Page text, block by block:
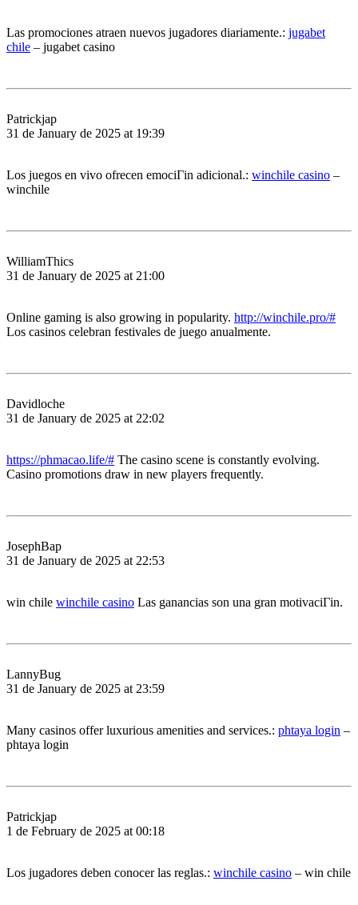
Las promociones atraen nuevos jugadores diariamente.: jugabet
chile – jugabet casino
Patrickjap
31 de January de 2025 at 19:39
Los juegos en vivo ofrecen emociГіn adicional.: winchile casino –
winchile
WilliamThics
31 de January de 2025 at 21:00
Online gaming is also growing in popularity. http://winchile.pro/#
Los casinos celebran festivales de juego anualmente.
Davidloche
31 de January de 2025 at 22:02
https://phmacao.life/# The casino scene is constantly evolving.
Casino promotions draw in new players frequently.
JosephBap
31 de January de 2025 at 22:53
win chile winchile casino Las ganancias son una gran motivaciГіn.
LannyBug
31 de January de 2025 at 23:59
Many casinos offer luxurious amenities and services.: phtaya login –
phtaya login
Patrickjap
1 de February de 2025 at 00:18
Los jugadores deben conocer las reglas.: winchile casino – win chile